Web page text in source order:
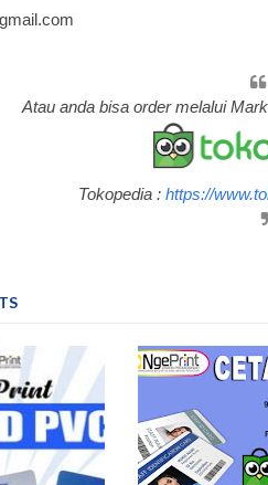
Atau anda bisa order melalui
Tokopedia : https://